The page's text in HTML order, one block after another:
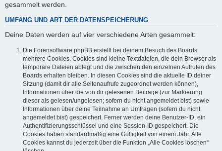
gesammelt werden.
UMFANG UND ART DER DATENSPEICHERUNG
Deine Daten werden auf vier verschiedene Arten gesammelt:
Die Forensoftware phpBB erstellt bei deinem Besuch des Boards
mehrere Cookies. Cookies sind kleine Textdateien, die dein Browser als
temporäre Dateien ablegt und die zwischen den einzelnen Aufrufen des
Boards erhalten bleiben. In diesen Cookies sind die aktuelle ID deiner
Sitzung (damit dir alle Seitenaufrufe zugeordnet werden können),
Informationen über die von dir gelesenen Beiträge (zur Markierung
dieser als gelesen/ungelesen; sofern du nicht angemeldet bist) sowie
Informationen über deine Teilnahme an Umfragen (sofern du nicht
angemeldet bist) gespeichert. Ferner werden deine Benutzer-ID, ein
Authentifizierungsschlüssel und eine Session-ID gespeichert. Die
Cookies haben standardmäßig eine Gültigkeit von einem Jahr. Alle
Cookies kannst du jederzeit über die Funktion „Alle Cookies löschen“